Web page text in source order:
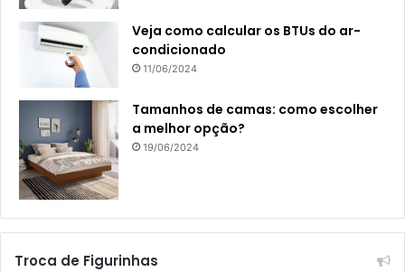
Veja como calcular os BTUs do ar-
condicionado
11/06/2024
Tamanhos de camas: como escolher
a melhor opção?
19/06/2024
Troca de Figurinhas